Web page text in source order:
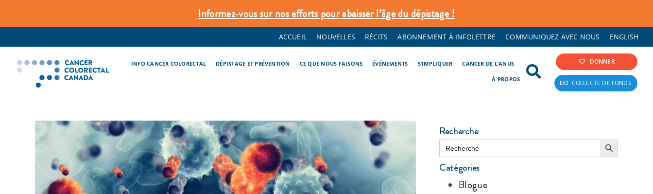
to
content
Informez‑vous sur nos efforts pour abaisser l’âge du dépistage !
ACCUEIL NOUVELLES RÉCITS ABONNEMENT À INFOLETTRE COMMUNIQUEZ AVEC NOUS ENGLISH
INFO CANCER COLORECTAL DÉPISTAGE ET PRÉVENTION CE QUE NOUS FAISONS ÉVÉNEMENTS S’IMPLIQUER CANCER DE L’ANUS
À PROPOS
DONNER
COLLECTE DE FONDS
Recherche
Search
for:
Search Button
Catégories
Blogue